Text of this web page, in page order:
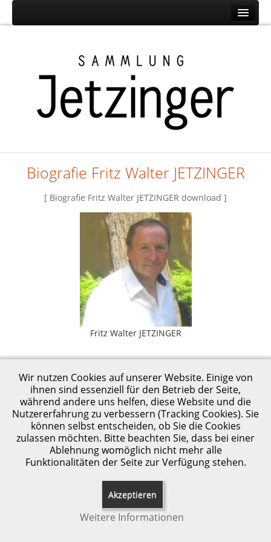
Fritz Walter JETZINGER
Gesamtwerk
Frühwerk
Hauptwerk
Die Künstlernamen
Nachruf
Pressebilder downloads
Bisherige Veranstaltungen
Biografie Fritz Walter JETZINGER
[ Biografie Fritz Walter JETZINGER download ]
Fritz Walter JETZINGER
© 2026 Sammlung Jetzinger by Taramona WA
Wir nutzen Cookies auf unserer Website. Einige von
ihnen sind essenziell für den Betrieb der Seite,
während andere uns helfen, diese Website und die
Nutzererfahrung zu verbessern (Tracking Cookies). Sie
können selbst entscheiden, ob Sie die Cookies
zulassen möchten. Bitte beachten Sie, dass bei einer
Ablehnung womöglich nicht mehr alle
Funktionalitäten der Seite zur Verfügung stehen.
Akzeptieren
Weitere Informationen